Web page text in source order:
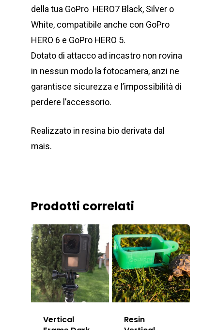
della tua GoPro HERO7 Black, Silver o
White, compatibile anche con GoPro
HERO 6 e GoPro HERO 5.
Dotato di attacco ad incastro non rovina
in nessun modo la fotocamera, anzi ne
garantisce sicurezza e l’impossibilità di
perdere l’accessorio.
Realizzato in resina bio derivata dal
mais.
Prodotti correlati
Vertical
Resin
Home
Chi Siamo
Shop
Contatti